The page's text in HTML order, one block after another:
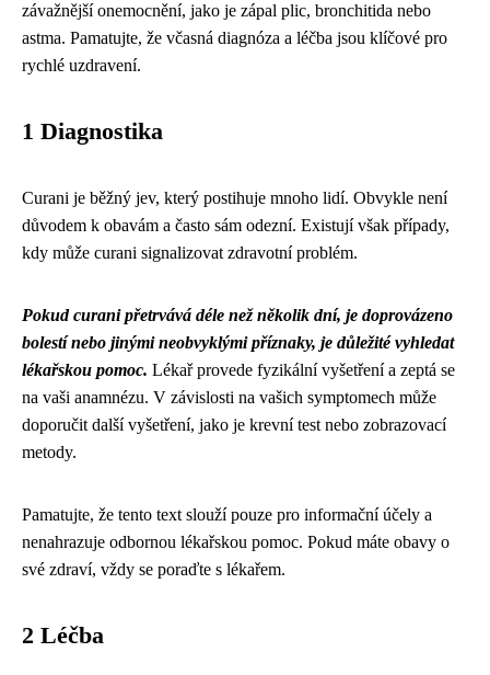
závažnější onemocnění, jako je zápal plic, bronchitida nebo
astma. Pamatujte, že včasná diagnóza a léčba jsou klíčové pro
rychlé uzdravení.
1 Diagnostika
Curani je běžný jev, který postihuje mnoho lidí. Obvykle není
důvodem k obavám a často sám odezní. Existují však případy,
kdy může curani signalizovat zdravotní problém.
Pokud curani přetrvává déle než několik dní, je doprovázeno
bolestí nebo jinými neobvyklými příznaky, je důležité vyhledat
lékařskou pomoc. Lékař provede fyzikální vyšetření a zeptá se
na vaši anamnézu. V závislosti na vašich symptomech může
doporučit další vyšetření, jako je krevní test nebo zobrazovací
metody.
Pamatujte, že tento text slouží pouze pro informační účely a
nenahrazuje odbornou lékařskou pomoc. Pokud máte obavy o
své zdraví, vždy se poraďte s lékařem.
2 Léčba